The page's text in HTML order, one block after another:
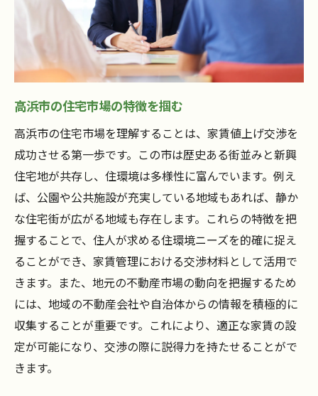
高浜市の住宅市場の特徴を掴む
高浜市の住宅市場を理解することは、家賃値上げ交渉を
成功させる第一歩です。この市は歴史ある街並みと新興
住宅地が共存し、住環境は多様性に富んでいます。例え
ば、公園や公共施設が充実している地域もあれば、静か
な住宅街が広がる地域も存在します。これらの特徴を把
握することで、住人が求める住環境ニーズを的確に捉え
ることができ、家賃管理における交渉材料として活用で
きます。また、地元の不動産市場の動向を把握するため
には、地域の不動産会社や自治体からの情報を積極的に
収集することが重要です。これにより、適正な家賃の設
定が可能になり、交渉の際に説得力を持たせることがで
きます。